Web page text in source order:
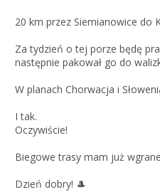
20 km przez Siemianowice do
Za tydzień o tej porze będę
następnie pakował go do
W planach Chorwacja i
I tak.
Oczywiście!
Biegowe trasy mam już
Dzień dobry! 🎩